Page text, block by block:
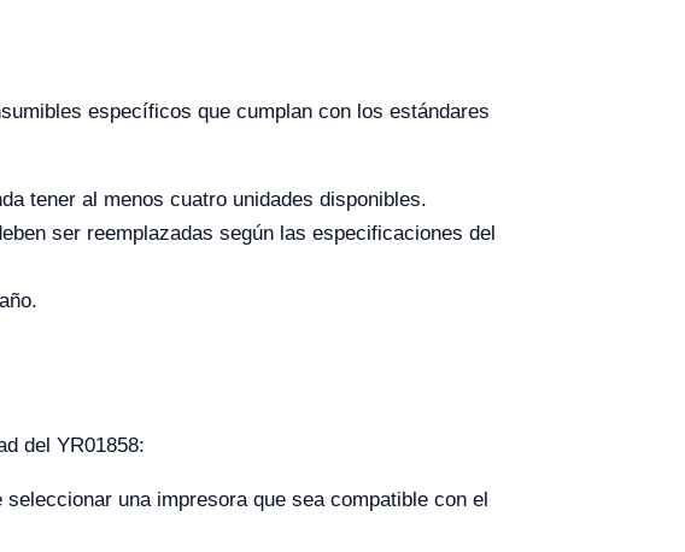
específicos que cumplan con los estándares
tener al menos cuatro unidades disponibles.
ser reemplazadas según las especificaciones del
del YR01858:
una impresora que sea compatible con el